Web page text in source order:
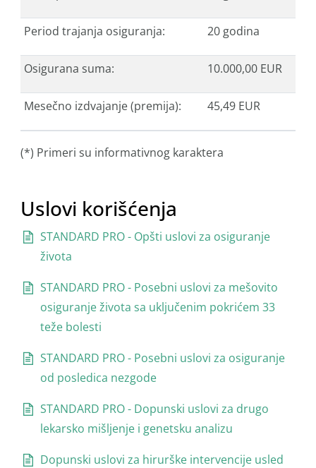
Period trajanja osiguranja: 20 godina
Osigurana suma: 10.000,00 EUR
Mesečno izdvajanje (premija): 45,49 EUR
(*) Primeri su informativnog karaktera
Uslovi korišćenja
STANDARD PRO - Opšti uslovi za osiguranje
života
STANDARD PRO - Posebni uslovi za mešovito
osiguranje života sa uključenim pokrićem 33
teže bolesti
STANDARD PRO - Posebni uslovi za osiguranje
od posledica nezgode
STANDARD PRO - Dopunski uslovi za drugo
lekarsko mišljenje i genetsku analizu
Dopunski uslovi za hirurške intervencije usled